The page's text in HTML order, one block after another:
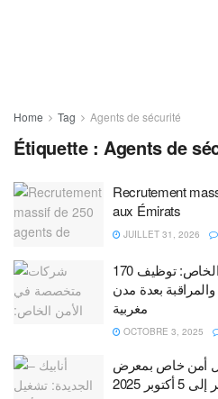
Home Tag Agents de sécurité
Étiquette :Agents de
Recrutement
aux Émirats
JUILLET 31, 2026
شركات متخصصة في الأمن الخاص: توظيف 170
بعدة مدن
مغربية
OCTOBRE 3, 2025
الجديدة: تشغيل 355 رجل أمن خاص بمعرض